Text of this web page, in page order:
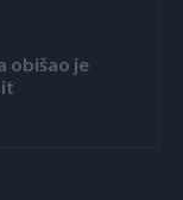
obišao je